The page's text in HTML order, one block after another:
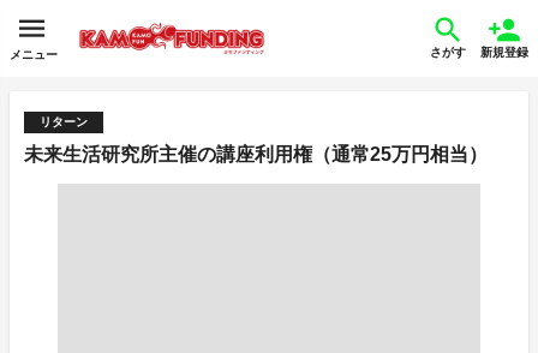
メニュー さがす 新規登録
リターン
未来生活研究所主催の講座利用権（通常25万円相当）